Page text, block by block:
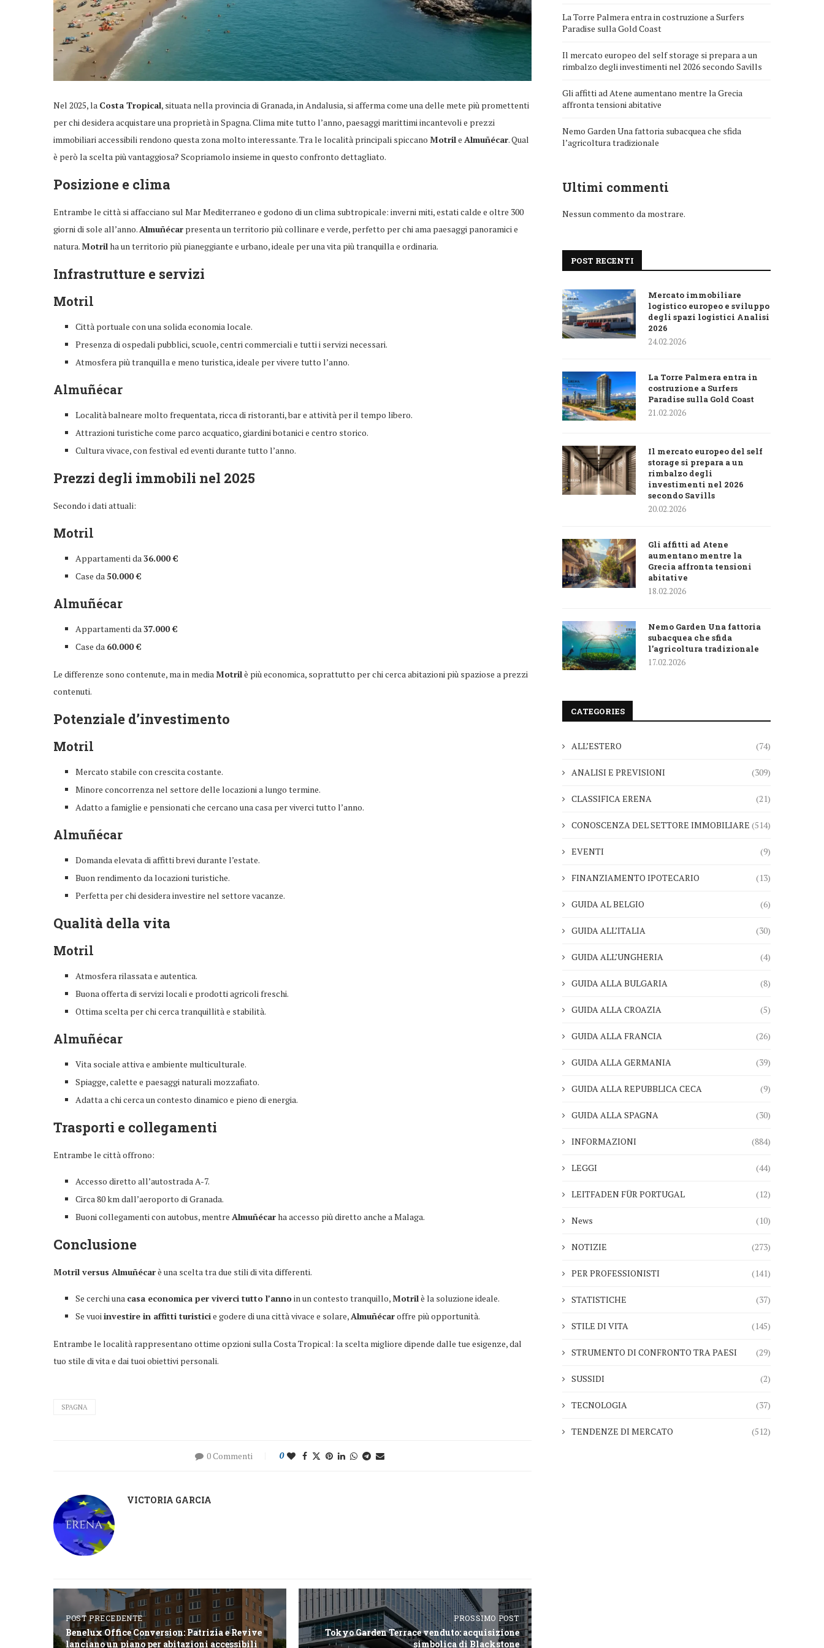
Nel 2025, la Costa Tropical, situata nella provincia di Granada, in Andalusia, si afferma come una delle mete più promettenti
per chi desidera acquistare una proprietà in Spagna. Clima mite tutto l’anno, paesaggi marittimi incantevoli e prezzi
immobiliari accessibili rendono questa zona molto interessante. Tra le località principali spiccano Motrile Almuñécar. Qual
è però la scelta più vantaggiosa? Scopriamolo insieme in questo confronto dettagliato.
Posizione e clima
Entrambe le città si affacciano sul Mar Mediterraneo e godono di un clima subtropicale: inverni miti, estati calde e oltre 300
giorni di sole all’anno.Almuñécar presenta un territorio più collinare e verde, perfetto per chi ama paesaggi panoramici e
natura.Motrilha un territorio più pianeggiante e urbano, ideale per una vita più tranquilla e ordinaria.
Infrastrutture e servizi
Motril
Città portuale con una solida economia locale.
Presenza di ospedali pubblici, scuole, centri commerciali e tutti i servizi necessari.
Atmosfera più tranquilla e meno turistica, ideale per vivere tutto l’anno.
Almuñécar
Località balneare molto frequentata, ricca di ristoranti, bar e attività per il tempo libero.
Attrazioni turistiche come parco acquatico, giardini botanici e centro storico.
Cultura vivace, con festival ed eventi durante tutto l’anno.
Prezzi degli immobili nel 2025
Secondo i dati attuali:
Motril
Appartamenti da36.000 €
Case da50.000 €
Almuñécar
Appartamenti da37.000 €
Case da 60.000 €
Le differenze sono contenute, ma in mediaMotrilè più economica, soprattutto per chi cerca abitazioni più spaziose a prezzi
contenuti.
Potenziale d’investimento
Motril
Mercato stabile con crescita costante.
Minore concorrenza nel settore delle locazioni a lungo termine.
Adatto a famiglie e pensionati che cercano una casa per viverci tutto l’anno.
Almuñécar
Domanda elevata di affitti brevi durante l’estate.
Buon rendimento da locazioni turistiche.
Perfetta per chi desidera investire nel settore vacanze.
Qualità della vita
Motril
Atmosfera rilassata e autentica.
Buona offerta di servizi locali e prodotti agricoli freschi.
Ottima scelta per chi cerca tranquillità e stabilità.
Almuñécar
Vita sociale attiva e ambiente multiculturale.
Spiagge, calette e paesaggi naturali mozzafiato.
Adatta a chi cerca un contesto dinamico e pieno di energia.
Trasporti e collegamenti
Entrambe le città offrono:
Accesso diretto all’autostrada A-7.
Circa 80 km dall’aeroporto di Granada.
Buoni collegamenti con autobus, mentre Almuñécarha accesso più diretto anche a Malaga.
Conclusione
Motril versus Almuñécarè una scelta tra due stili di vita differenti.
Se cerchi una casa economica per viverci tutto l’annoin un contesto tranquillo,Motrilè la soluzione ideale.
Se vuoiinvestire in affitti turisticie godere di una città vivace e solare,Almuñécaroffre più opportunità.
Entrambe le località rappresentano ottime opzioni sulla Costa Tropical: la scelta migliore dipende dalle tue esigenze, dal
tuo stile di vita e dai tuoi obiettivi personali.
SPAGNA
0 Commenti 0
VICTORIA GARCIA
POST PRECEDENTE
Benelux Office Conversion: Patrizia e Revive
lanciano un piano per abitazioni accessibili
PROSSIMO POST
Tokyo Garden Terrace venduto: acquisizione
simbolica di Blackstone
La Torre Palmera entra in costruzione a Surfers
Paradise sulla Gold Coast
Il mercato europeo del self storage si prepara a un
rimbalzo degli investimenti nel 2026 secondo Savills
Gli affitti ad Atene aumentano mentre la Grecia
affronta tensioni abitative
Nemo Garden Una fattoria subacquea che sfida
l’agricoltura tradizionale
Ultimi commenti
Nessun commento da mostrare.
POST RECENTI
Mercato immobiliare
logistico europeo e sviluppo
degli spazi logistici Analisi
2026
24.02.2026
La Torre Palmera entra in
costruzione a Surfers
Paradise sulla Gold Coast
21.02.2026
Il mercato europeo del self
storage si prepara a un
rimbalzo degli
investimenti nel 2026
secondo Savills
20.02.2026
Gli affitti ad Atene
aumentano mentre la
Grecia affronta tensioni
abitative
18.02.2026
Nemo Garden Una fattoria
subacquea che sfida
l’agricoltura tradizionale
17.02.2026
CATEGORIES
ALL’ESTERO (74)
ANALISI E PREVISIONI (309)
CLASSIFICA ERENA (21)
CONOSCENZA DEL SETTORE IMMOBILIARE (514)
EVENTI (9)
FINANZIAMENTO IPOTECARIO (13)
GUIDA AL BELGIO (6)
GUIDA ALL’ITALIA (30)
GUIDA ALL’UNGHERIA (4)
GUIDA ALLA BULGARIA (8)
GUIDA ALLA CROAZIA (5)
GUIDA ALLA FRANCIA (26)
GUIDA ALLA GERMANIA (39)
GUIDA ALLA REPUBBLICA CECA (9)
GUIDA ALLA SPAGNA (30)
INFORMAZIONI (884)
LEGGI (44)
LEITFADEN FÜR PORTUGAL (12)
News (10)
NOTIZIE (273)
PER PROFESSIONISTI (141)
STATISTICHE (37)
STILE DI VITA (145)
STRUMENTO DI CONFRONTO TRA PAESI (29)
SUSSIDI (2)
TECNOLOGIA (37)
TENDENZE DI MERCATO (512)